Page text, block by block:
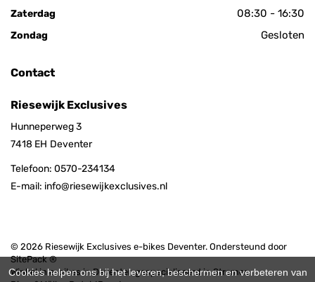
Zaterdag 08:30 - 16:30
Zondag Gesloten
Contact
Riesewijk Exclusives
Hunneperweg 3
7418 EH Deventer
Telefoon: 0570-234134
E-mail: info@riesewijkexclusives.nl
© 2026 Riesewijk Exclusives e-bikes Deventer. Ondersteund door
SitePack ®
Winkel in e-bikes in Deventer, gespecialiseerd in Stromer,
Cookies helpen ons bij het leveren, beschermen en verbeteren van